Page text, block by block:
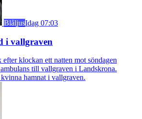
BlåljusIdag 07:03
i vallgraven
klockan ett natten mot söndagen
till vallgraven i Landskrona.
hamnat i vallgraven.